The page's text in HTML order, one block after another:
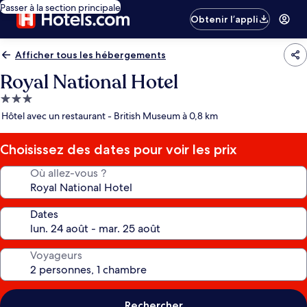
Passer à la section principale
Obtenir l’appli
Afficher tous les hébergements
Royal National Hotel
Hébergement
3.0 étoiles
Hôtel avec un restaurant - British Museum à 0,8 km
Choisissez des dates pour voir les prix
Où allez-vous ?
Dates
Voyageurs